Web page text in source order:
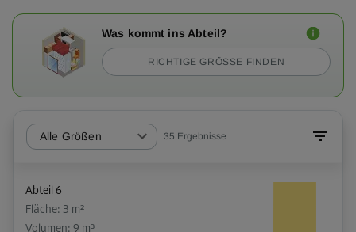
Was kommt ins Abteil?
RICHTIGE GRÖSSE FINDEN
Alle Größen 35 Ergebnisse
Abteil 6
Fläche: 3 m²
Volumen: 9 m³